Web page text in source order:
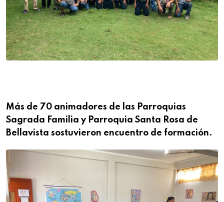
Más de 70 animadores de las Parroquias
Sagrada Familia y Parroquia Santa Rosa de
Bellavista sostuvieron encuentro de formación.